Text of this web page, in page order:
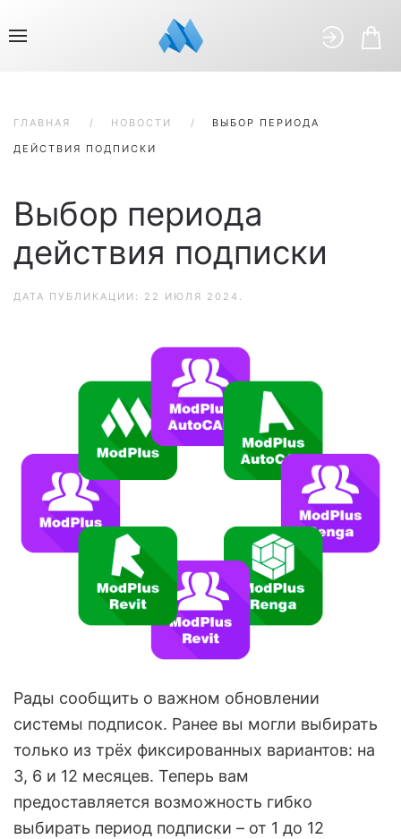
ГЛАВНАЯ НОВОСТИ ВЫБОР ПЕРИОДА
ДЕЙСТВИЯ ПОДПИСКИ
Выбор периода
действия подписки
ДАТА ПУБЛИКАЦИИ: 22 ИЮЛЯ 2024 .
Рады сообщить о важном обновлении
системы подписок. Ранее вы могли выбирать
только из трёх фиксированных вариантов: на
3, 6 и 12 месяцев. Теперь вам
предоставляется возможность гибко
выбирать период подписки – от 1 до 12